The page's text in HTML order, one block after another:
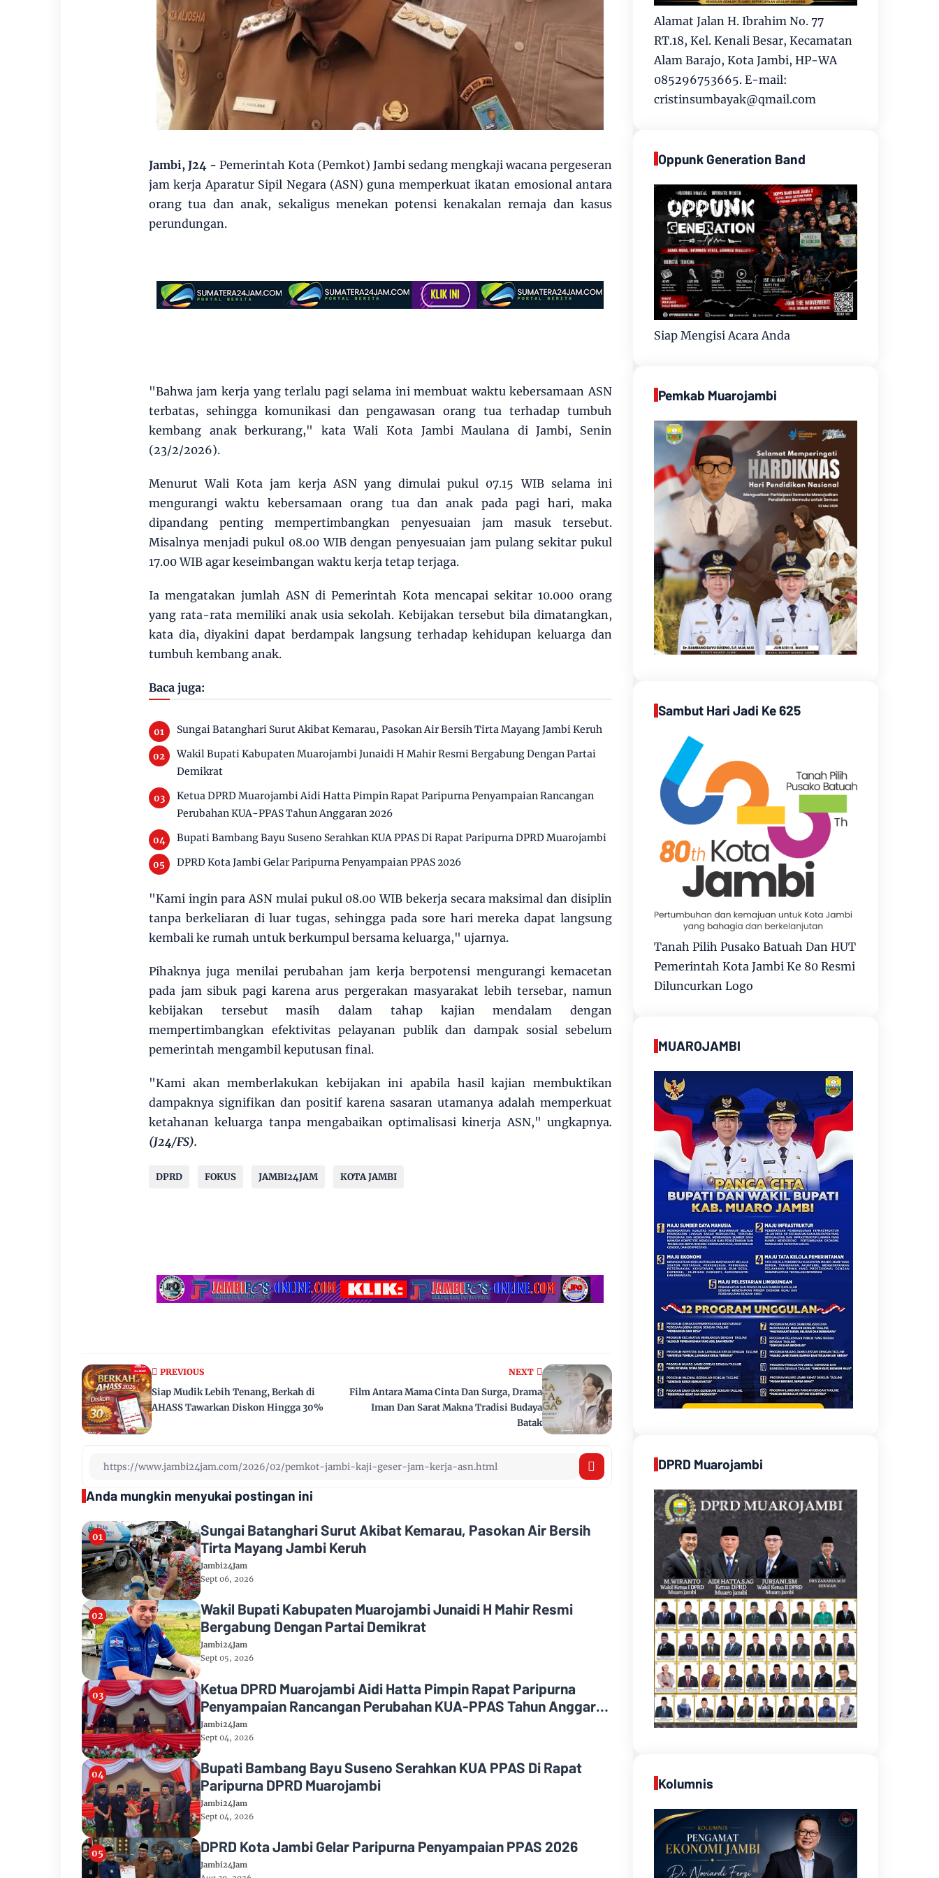
Jambi, J24 - Pemerintah Kota (Pemkot) Jambi sedang mengkaji wacana pergeseran
jam kerja Aparatur Sipil Negara (ASN) guna memperkuat ikatan emosional antara
orang tua dan anak, sekaligus menekan potensi kenakalan remaja dan kasus
perundungan.
"Bahwa jam kerja yang terlalu pagi selama ini membuat waktu kebersamaan ASN
terbatas, sehingga komunikasi dan pengawasan orang tua terhadap tumbuh
kembang anak berkurang," kata Wali Kota Jambi Maulana di Jambi, Senin
(23/2/2026).
Menurut Wali Kota jam kerja ASN yang dimulai pukul 07.15 WIB selama ini
mengurangi waktu kebersamaan orang tua dan anak pada pagi hari, maka
dipandang penting mempertimbangkan penyesuaian jam masuk tersebut.
Misalnya menjadi pukul 08.00 WIB dengan penyesuaian jam pulang sekitar pukul
17.00 WIB agar keseimbangan waktu kerja tetap terjaga.
Ia mengatakan jumlah ASN di Pemerintah Kota mencapai sekitar 10.000 orang
yang rata-rata memiliki anak usia sekolah. Kebijakan tersebut bila dimatangkan,
kata dia, diyakini dapat berdampak langsung terhadap kehidupan keluarga dan
tumbuh kembang anak.
Baca juga:
Sungai Batanghari Surut Akibat Kemarau, Pasokan Air Bersih Tirta Mayang Jambi Keruh
Wakil Bupati Kabupaten Muarojambi Junaidi H Mahir Resmi Bergabung Dengan Partai
Demikrat
Ketua DPRD Muarojambi Aidi Hatta Pimpin Rapat Paripurna Penyampaian Rancangan
Perubahan KUA-PPAS Tahun Anggaran 2026
Bupati Bambang Bayu Suseno Serahkan KUA PPAS Di Rapat Paripurna DPRD Muarojambi
DPRD Kota Jambi Gelar Paripurna Penyampaian PPAS 2026
"Kami ingin para ASN mulai pukul 08.00 WIB bekerja secara maksimal dan disiplin
tanpa berkeliaran di luar tugas, sehingga pada sore hari mereka dapat langsung
kembali ke rumah untuk berkumpul bersama keluarga," ujarnya.
Pihaknya juga menilai perubahan jam kerja berpotensi mengurangi kemacetan
pada jam sibuk pagi karena arus pergerakan masyarakat lebih tersebar, namun
kebijakan tersebut masih dalam tahap kajian mendalam dengan
mempertimbangkan efektivitas pelayanan publik dan dampak sosial sebelum
pemerintah mengambil keputusan final.
"Kami akan memberlakukan kebijakan ini apabila hasil kajian membuktikan
dampaknya signifikan dan positif karena sasaran utamanya adalah memperkuat
ketahanan keluarga tanpa mengabaikan optimalisasi kinerja ASN," ungkapnya.
(J24/FS).
DPRD FOKUS JAMBI24JAM KOTA JAMBI
NEXT
Film Antara Mama Cinta Dan Surga, Drama
Iman Dan Sarat Makna Tradisi Budaya
Batak
PREVIOUS
Siap Mudik Lebih Tenang, Berkah di
AHASS Tawarkan Diskon Hingga 30%
Anda mungkin menyukai postingan ini
Sungai Batanghari Surut Akibat Kemarau, Pasokan Air Bersih
Tirta Mayang Jambi Keruh
Jambi24Jam
Sept 06, 2026
Wakil Bupati Kabupaten Muarojambi Junaidi H Mahir Resmi
Bergabung Dengan Partai Demikrat
Jambi24Jam
Sept 05, 2026
Ketua DPRD Muarojambi Aidi Hatta Pimpin Rapat Paripurna
Penyampaian Rancangan Perubahan KUA-PPAS Tahun Anggaran
2026
Jambi24Jam
Sept 04, 2026
Bupati Bambang Bayu Suseno Serahkan KUA PPAS Di Rapat
Paripurna DPRD Muarojambi
Jambi24Jam
Sept 04, 2026
DPRD Kota Jambi Gelar Paripurna Penyampaian PPAS 2026
Jambi24Jam
Alamat Jalan H. Ibrahim No. 77
RT.18, Kel. Kenali Besar, Kecamatan
Alam Barajo, Kota Jambi, HP-WA
085296753665. E-mail:
cristinsumbayak@qmail.com
Oppunk Generation Band
Siap Mengisi Acara Anda
Pemkab Muarojambi
Sambut Hari Jadi Ke 625
Tanah Pilih Pusako Batuah Dan HUT
Pemerintah Kota Jambi Ke 80 Resmi
Diluncurkan Logo
MUAROJAMBI
DPRD Muarojambi
Kolumnis